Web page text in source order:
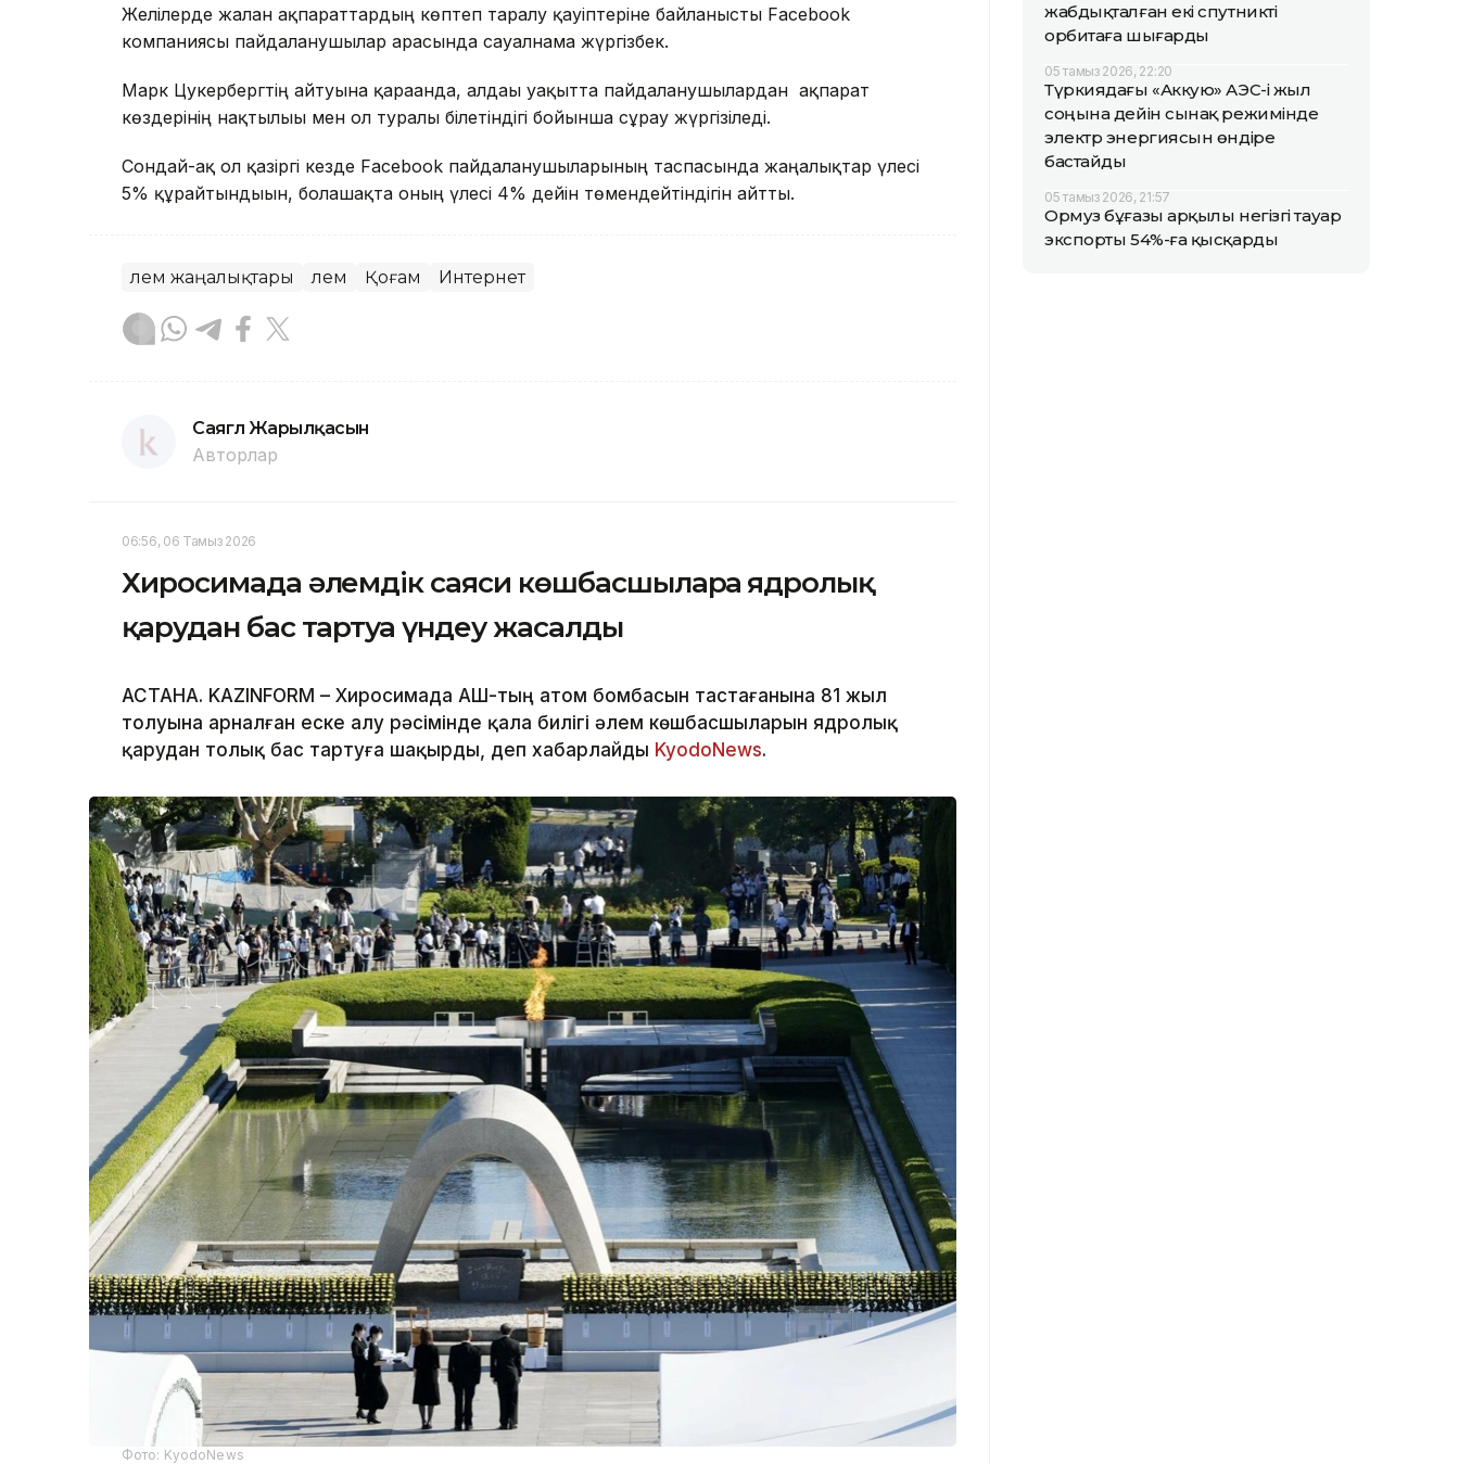
Желілерде жалған ақпараттардың көптеп таралу қауіптеріне байланысты Facebook
компаниясы пайдаланушылар арасында сауалнама жүргізбек.
Марк Цукербергтің айтуына қарағанда, алдағы уақытта пайдаланушылардан ақпарат
көздерінің нақтылығы мен ол туралы білетіндігі бойынша сұрау жүргізіледі.
Сондай-ақ ол қазіргі кезде Facebook пайдаланушыларының таспасында жаңалықтар үлесі
5% құрайтындығын, болашақта оның үлесі 4% дейін төмендейтіндігін айтты.
Әлем жаңалықтары Әлем Қоғам Интернет
Саягүл Жарылқасын
Авторлар
06:56, 06 Тамыз 2026
Хиросимада әлемдік саяси көшбасшыларға ядролық
қарудан бас тартуға үндеу жасалды
АСТАНА. KAZINFORM – Хиросимада АҚШ-тың атом бомбасын тастағанына 81 жыл
толуына арналған еске алу рәсімінде қала билігі әлем көшбасшыларын ядролық
қарудан толық бас тартуға шақырды, деп хабарлайды KyodoNews.
Фото: KyodoNews
жабдықталған екі спутникті
орбитаға шығарды
05 тамыз 2026, 22:20
Түркиядағы «Аккую» АЭС-і жыл
соңына дейін сынақ режимінде
электр энергиясын өндіре
бастайды
05 тамыз 2026, 21:57
Ормуз бұғазы арқылы негізгі тауар
экспорты 54%-ға қысқарды